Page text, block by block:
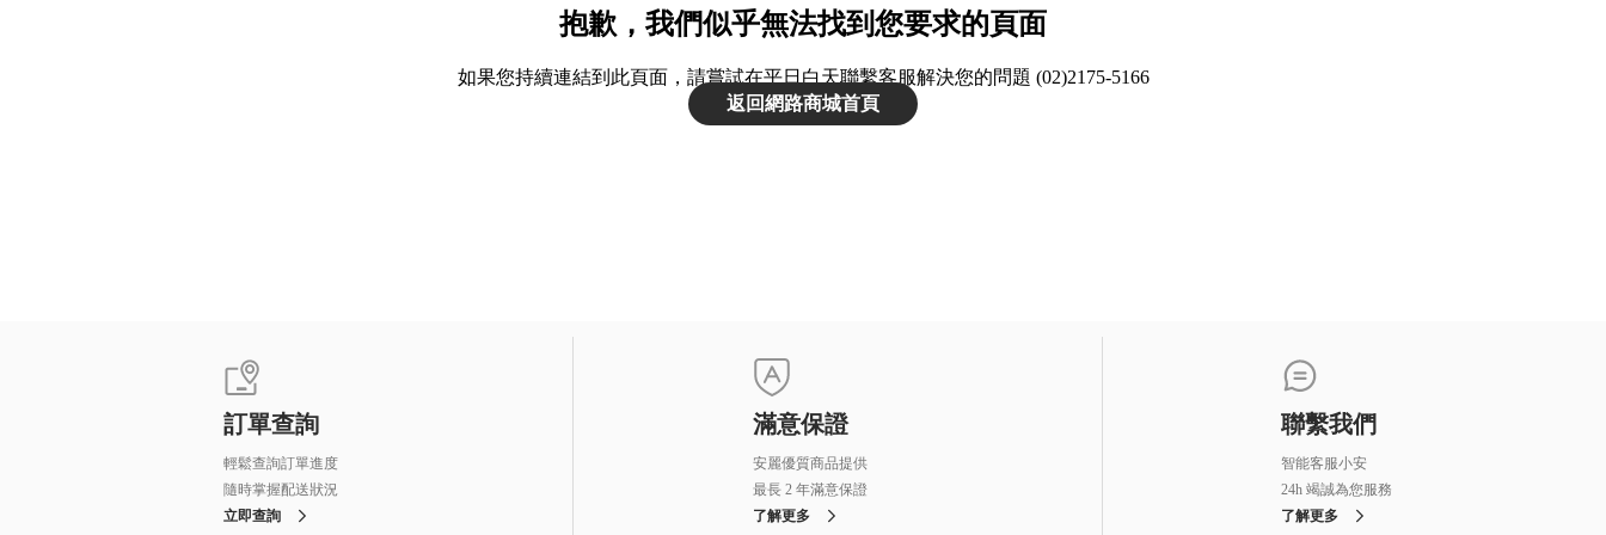
抱歉，我們似乎無法找到您要求的頁面
如果您持續連結到此頁面，請嘗試在平日白天聯繫客服解決您的問題 (02)2175-5166
返回網路商城首頁
訂單查詢
輕鬆查詢訂單進度
隨時掌握配送狀況
立即查詢
滿意保證
安麗優質商品提供
最長 2 年滿意保證
了解更多
聯繫我們
智能客服小安
24h 竭誠為您服務
了解更多